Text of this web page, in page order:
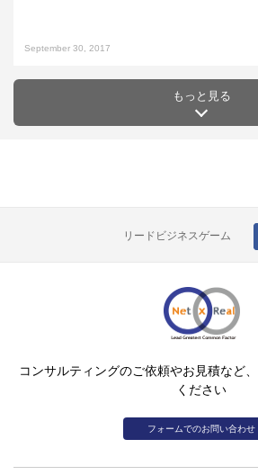
September 30, 2017
もっと見る
リードビジネスゲーム
コンサルティングのご依頼やお見積など
ください
フォームでのお問い合わせ